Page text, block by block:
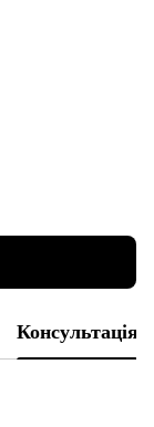
Консультація